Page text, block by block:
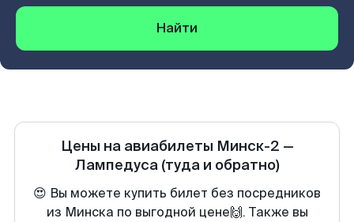
Найти
Цены на авиабилеты Минск-2 —
Лампедуса (туда и обратно)
😍 Вы можете купить билет без посредников
из Минска по выгодной цене🙌. Также вы